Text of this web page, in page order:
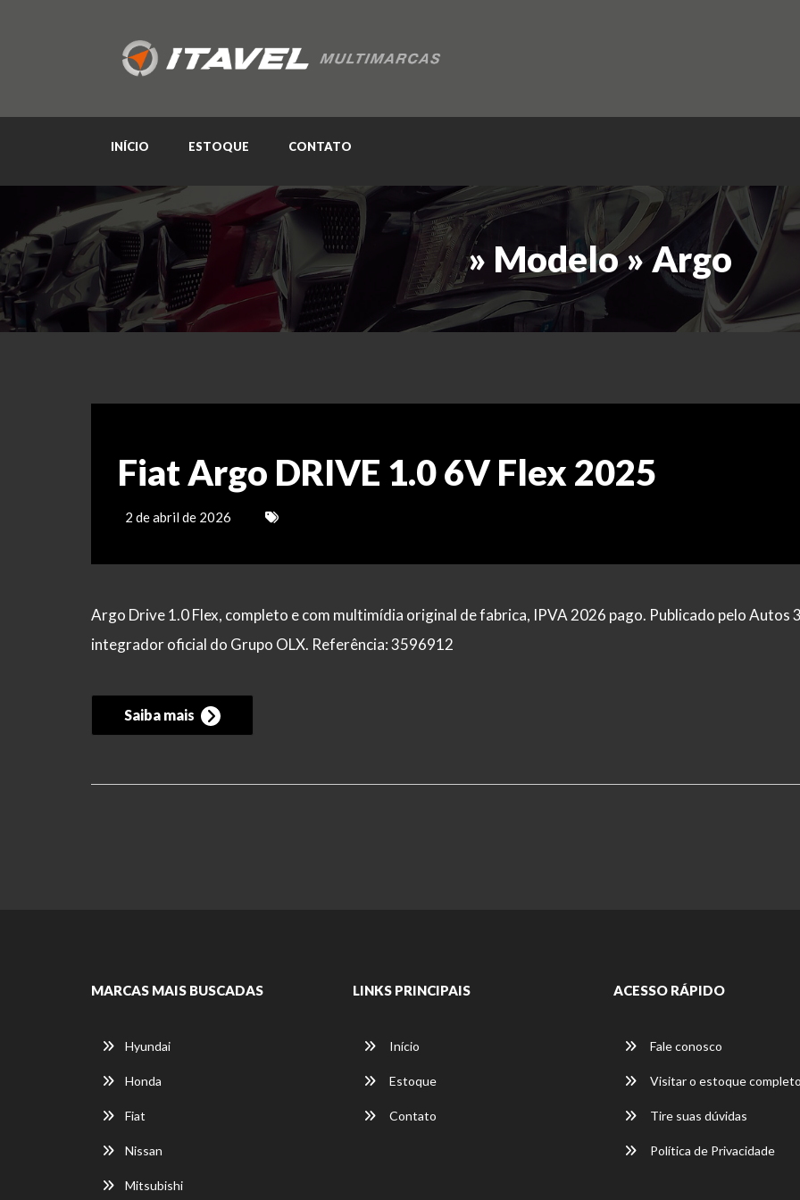
INÍCIO ESTOQUE CONTATO
» Modelo » Argo
Fiat Argo DRIVE 1.0 6V Flex 2025
2 de abril de 2026
Argo Drive 1.0 Flex, completo e com multimídia original de fabrica, IPVA 2026 pago. Publicado pelo Autos
integrador oficial do Grupo OLX. Referência: 3596912
Saiba mais
MARCAS MAIS BUSCADAS
Hyundai
Honda
Fiat
Nissan
Mitsubishi
LINKS PRINCIPAIS
Início
Estoque
Contato
ACESSO RÁPIDO
Fale conosco
Visitar o estoque completo
Tire suas dúvidas
Política de Privacidade